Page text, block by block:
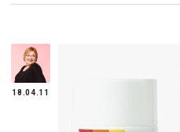
18.04.11